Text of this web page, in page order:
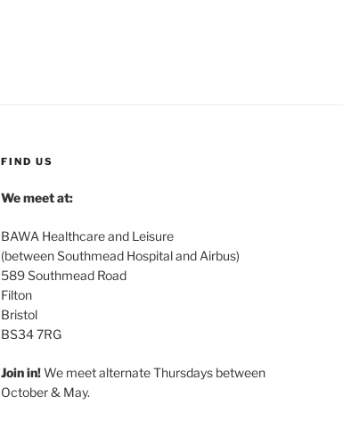
FIND US
We meet at:
BAWA Healthcare and Leisure
(between Southmead Hospital and Airbus)
589 Southmead Road
Filton
Bristol
BS34 7RG
Join in!We meet alternate Thursdays between
October & May.